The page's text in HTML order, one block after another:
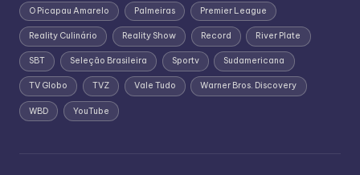
O Picapau Amarelo Palmeiras Premier League
Reality Culinário Reality Show Record River Plate
SBT Seleção Brasileira Sportv Sudamericana
TV Globo TVZ Vale Tudo Warner Bros. Discovery
WBD YouTube